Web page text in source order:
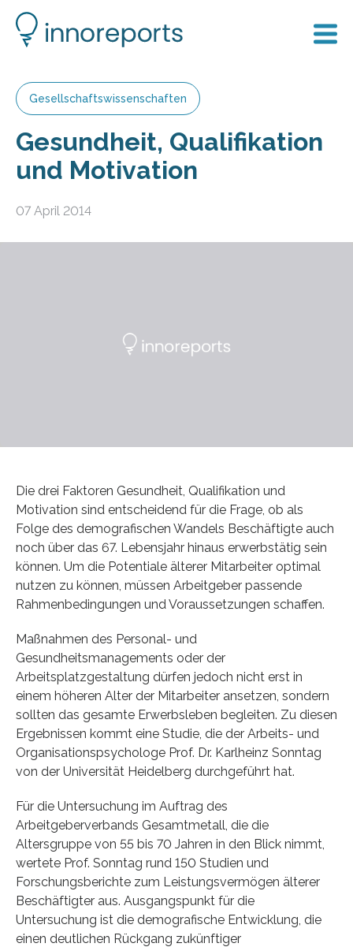
Gesellschaftswissenschaften
Gesundheit, Qualifikation
und Motivation
07 April 2014
Die drei Faktoren Gesundheit, Qualifikation und
Motivation sind entscheidend für die Frage, ob als
Folge des demografischen Wandels Beschäftigte auch
noch über das 67. Lebensjahr hinaus erwerbstätig sein
können. Um die Potentiale älterer Mitarbeiter optimal
nutzen zu können, müssen Arbeitgeber passende
Rahmenbedingungen und Voraussetzungen schaffen.
Maßnahmen des Personal- und
Gesundheitsmanagements oder der
Arbeitsplatzgestaltung dürfen jedoch nicht erst in
einem höheren Alter der Mitarbeiter ansetzen, sondern
sollten das gesamte Erwerbsleben begleiten. Zu diesen
Ergebnissen kommt eine Studie, die der Arbeits- und
Organisationspsychologe Prof. Dr. Karlheinz Sonntag
von der Universität Heidelberg durchgeführt hat.
Für die Untersuchung im Auftrag des
Arbeitgeberverbands Gesamtmetall, die die
Altersgruppe von 55 bis 70 Jahren in den Blick nimmt,
wertete Prof. Sonntag rund 150 Studien und
Forschungsberichte zum Leistungsvermögen älterer
Beschäftigter aus. Ausgangspunkt für die
Untersuchung ist die demografische Entwicklung, die
einen deutlichen Rückgang zukünftiger